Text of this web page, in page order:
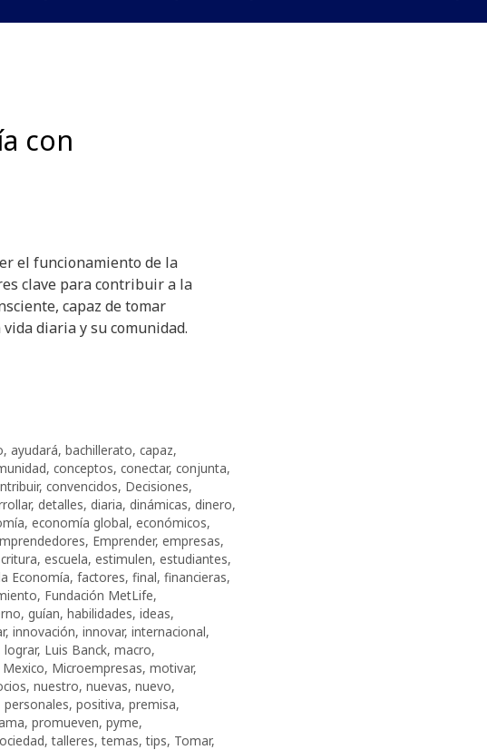
con
el funcionamiento de la
clave para contribuir a la
capaz de tomar
diaria y su comunidad.
, ayudará, bachillerato, capaz,
, conceptos, conectar, conjunta,
, convencidos, Decisiones,
, detalles, diaria, dinámicas, dinero,
, economía global, económicos,
, Emprender, empresas,
, escuela, estimulen, estudiantes,
Economía, factores, final, financieras,
, Fundación MetLife,
, guían, habilidades, ideas,
, innovación, innovar, internacional,
lograr, Luis Banck, macro,
Mexico, Microempresas, motivar,
, nuestro, nuevas, nuevo,
personales, positiva, premisa,
, promueven, pyme,
,talleres,temas,tips, Tomar,